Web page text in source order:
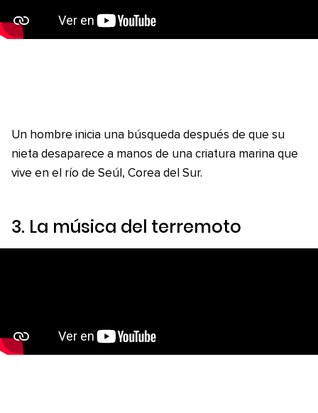
Un hombre inicia una búsqueda después de que su
nieta desaparece a manos de una criatura marina que
vive en el río de Seúl, Corea del Sur.
3. La música del terremoto